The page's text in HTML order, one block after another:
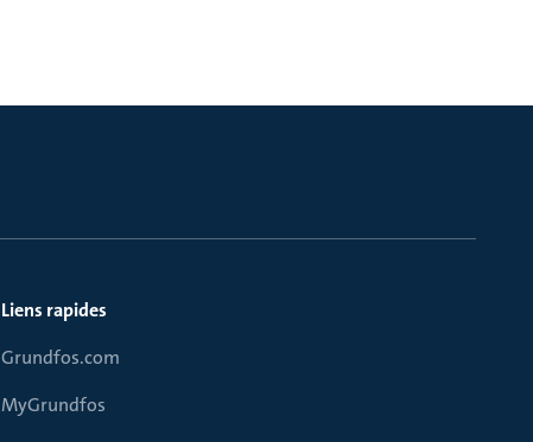
Liens rapides
Grundfos.com
MyGrundfos